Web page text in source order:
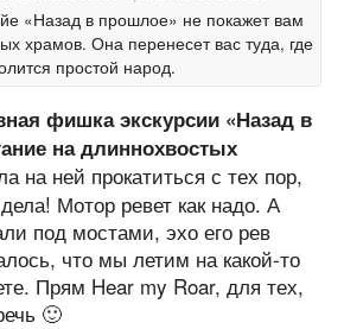
«Назад в прошлое» не покажет вам
храмов. Она перенесет вас туда, где
простой народ.
фишка экскурсии «Назад в
на длиннохвостых
на ней прокатиться с тех пор,
Мотор ревет как надо. А
под мостами, эхо его рев
что мы летим на какой-то
Прям Hear my Roar, для тех,
🙂